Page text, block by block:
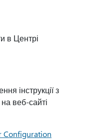
в Центрі
інструкції з
на веб-сайті
Configuration